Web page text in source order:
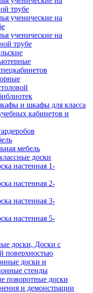
трубе
ученические на
ученические на
трубе
и шкафы для класса
кабинетов и
мебель
доски
настенная 1-
настенная 2-
настенная 3-
настенная 5-
доски, Доски с
поверхностью
доски и
стенды
поворотные доски
и демонстрации